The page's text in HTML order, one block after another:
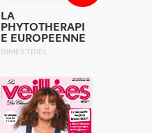
LA
PHYTOTHERAPI
E EUROPEENNE
BIMESTRIEL